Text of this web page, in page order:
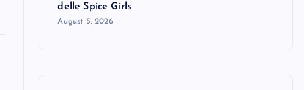
delle Spice Girls
August 5, 2026